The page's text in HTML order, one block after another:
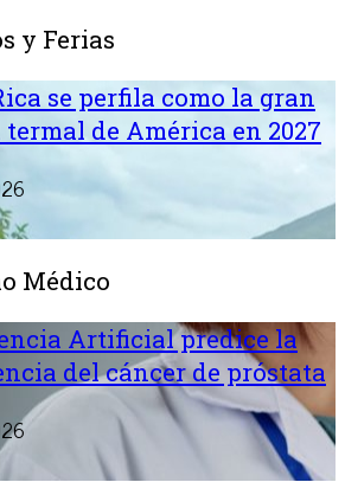
y Ferias
se perfila como la gran
de América en 2027
Médico
Artificial predice la
del cáncer de próstata